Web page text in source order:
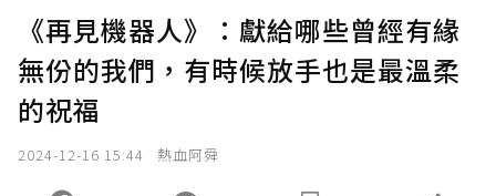
《再見機器人》：獻給哪些曾經有緣
無份的我們，有時候放手也是最溫柔
的祝福
2024-12-16 15:44 熱血阿舜